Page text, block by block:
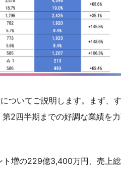
ついてご説明します。まず、
2四半期までの好調な業績を
増の229億3,400万円、売上